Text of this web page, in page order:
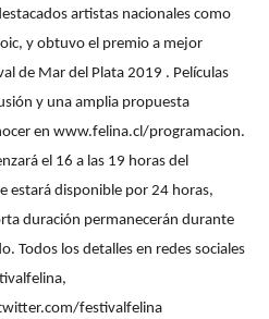
artistas nacionales como
y obtuvo el premio a mejor
de Mar del Plata 2019 . Películas
y una amplia propuesta
en www.felina.cl/programacion.
el 16 a las 19 horas del
estará disponible por 24 horas,
duración permanecerán durante
Todos los detalles en redes sociales
festivalfelina